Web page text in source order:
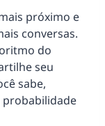
próximo e
conversas.
do
seu
sabe,
probabilidade